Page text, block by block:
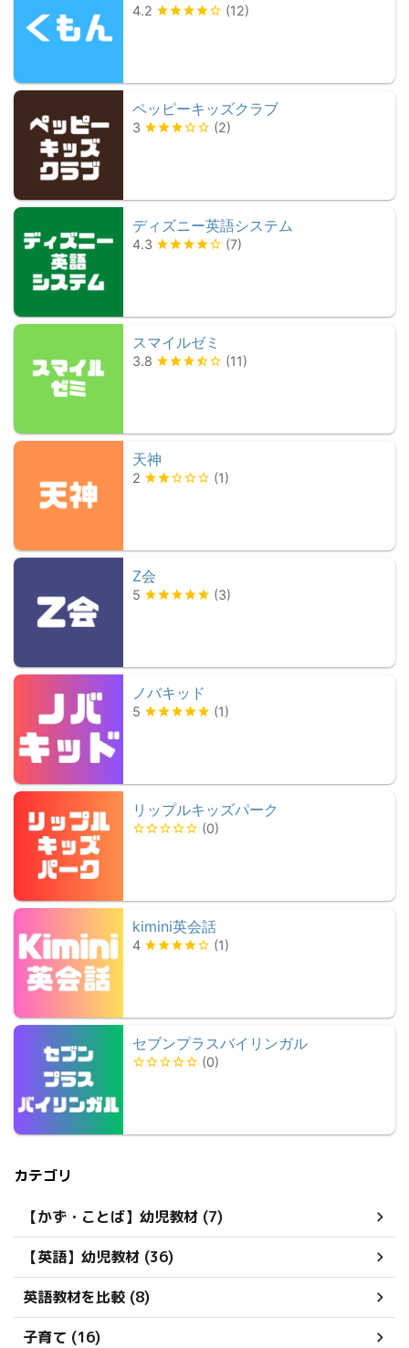
4.2 (12)
ペッピーキッズクラブ
3 (2)
ディズニー英語システム
4.3 (7)
スマイルゼミ
3.8 (11)
天神
2 (1)
Z会
5 (3)
ノバキッド
5 (1)
リップルキッズパーク
(0)
kimini英会話
4 (1)
セブンプラスバイリンガル
(0)
カテゴリ
【かず・ことば】幼児教材 (7)
【英語】幼児教材 (36)
英語教材を比較 (8)
子育て (16)